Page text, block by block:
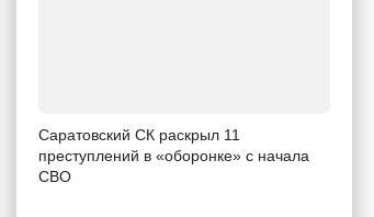
Саратовский СК раскрыл 11
преступлений в «оборонке» с начала
СВО